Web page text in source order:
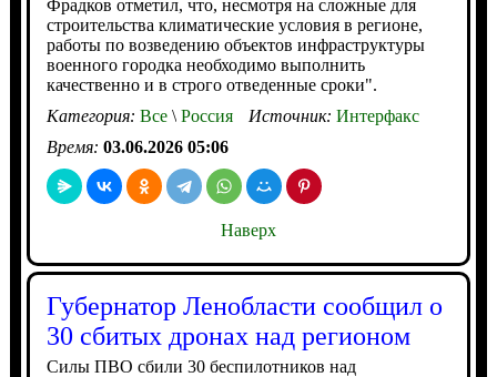
Фрадков отметил, что, несмотря на сложные для
строительства климатические условия в регионе,
работы по возведению объектов инфраструктуры
военного городка необходимо выполнить
качественно и в строго отведенные сроки".
Категория: Все\Россия Источник: Интерфакс
Время: 03.06.2026 05:06
Наверх
Губернатор Ленобласти сообщил о
30 сбитых дронах над регионом
Силы ПВО сбили 30 беспилотников над